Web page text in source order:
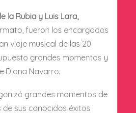
la Rubia y Luis Lara,
fueron los encargados
viaje musical de las 20
grandes momentos y
Diana Navarro.
grandes momentos de
sus conocidos éxitos